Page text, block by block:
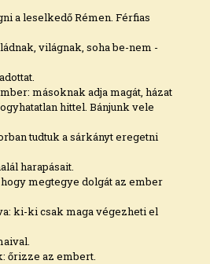
a leselkedő Rémen. Férfias
világnak, soha be-nem -
másoknak adja magát, házat
hittel. Bánjunk vele
tudtuk a sárkányt eregetni
harapásait.
megtegye dolgát az ember
ki-ki csak maga végezheti el
őrizze az embert.